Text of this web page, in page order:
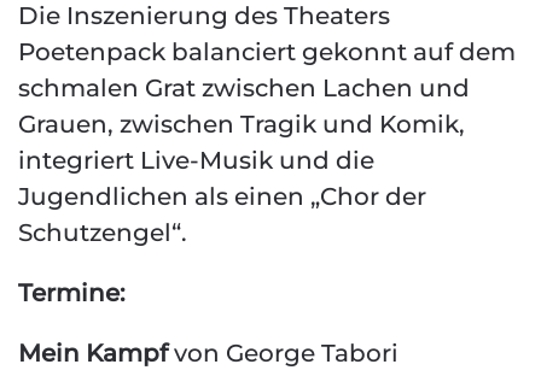
Die Inszenierung des Theaters
Poetenpack balanciert gekonnt auf dem
schmalen Grat zwischen Lachen und
Grauen, zwischen Tragik und Komik,
integriert Live-Musik und die
Jugendlichen als einen „Chor der
Schutzengel“.
Termine:
Mein Kampfvon George Tabori